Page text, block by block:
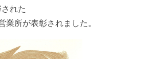
れた
業所が表彰されました。